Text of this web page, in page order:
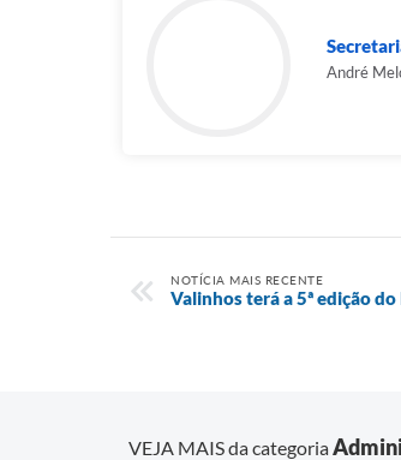
André
NOTÍCIA MAIS RECENTE
Valinhos terá a 5ª edição
VEJA MAIS da categoria